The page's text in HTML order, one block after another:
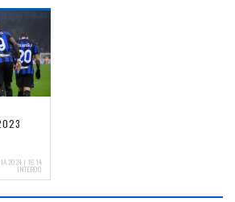
2024 | 16:14
INTER00